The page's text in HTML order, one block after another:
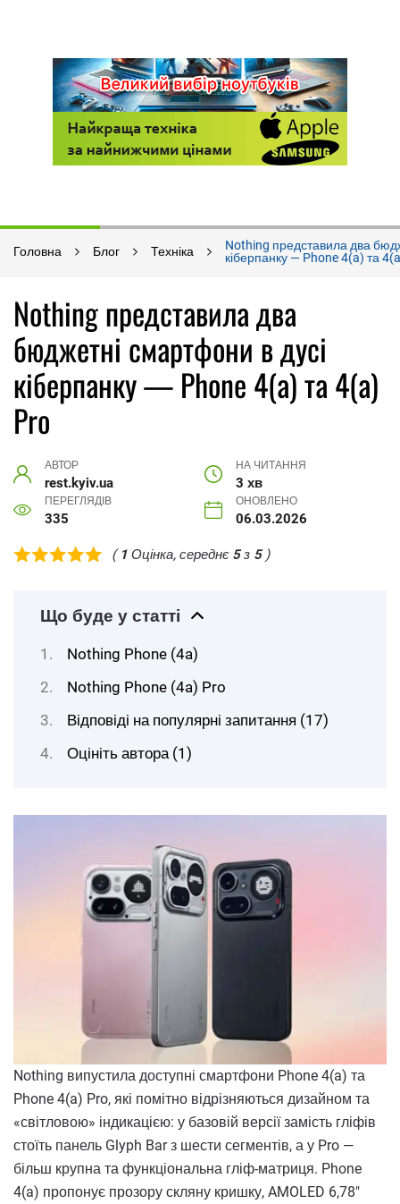
Головна Блог Техніка
Nothing представила два
кіберпанку — Phone 4(a) та
Nothing представила два
бюджетні смартфони в дусі
кіберпанку — Phone 4(a) та 4(a)
Pro
АВТОР
rest.kyiv.ua
НА ЧИТАННЯ
3 хв
ПЕРЕГЛЯДІВ
335
ОНОВЛЕНО
06.03.2026
( 1 Оцінка, середнє 5з 5)
Що буде у статті
Nothing Phone (4a)
Nothing Phone (4a) Pro
Відповіді на популярні запитання (17)
Оцініть автора (1)
Nothing випустила доступні смартфони Phone 4(a) та
Phone 4(a) Pro, які помітно відрізняються дизайном та
«світловою» індикацією: у базовій версії замість гліфів
стоїть панель Glyph Bar з шести сегментів, а у Pro —
більш крупна та функціональна гліф-матриця. Phone
4(a) пропонує прозору скляну кришку, AMOLED 6,78"